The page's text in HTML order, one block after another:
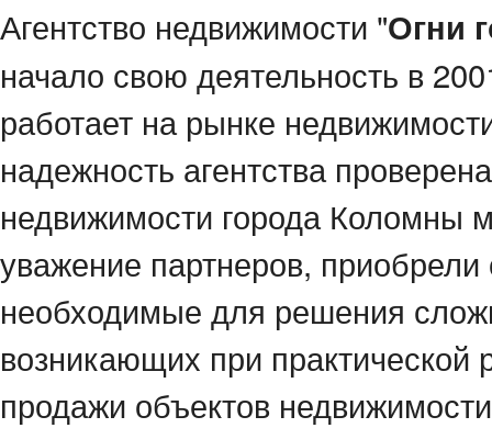
Агентство недвижимости "Огни
начало свою деятельность в
работает на рынке
надежность агентства
недвижимости города Коломны
уважение партнеров,
необходимые для решения
возникающих при практической
продажи объектов